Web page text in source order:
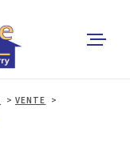
ACCUEIL
VENTE